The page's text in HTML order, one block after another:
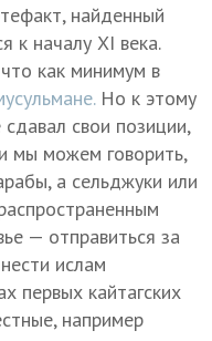
найденный
к началу XI века.
как минимум в
Но к этому
свои позиции,
мы можем говорить,
а сельджуки или
— отправиться за
ислам
первых кайтагских
например